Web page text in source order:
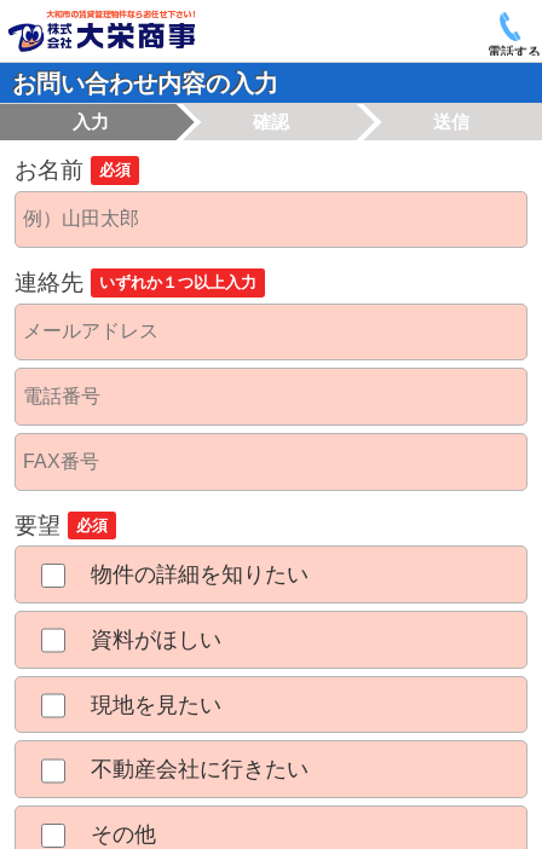
電話する
お問い合わせ内容の入力
入力 確認 送信
お名前 必須
連絡先 いずれか１つ以上入力
要望 必須
物件の詳細を知りたい
資料がほしい
現地を見たい
不動産会社に行きたい
その他